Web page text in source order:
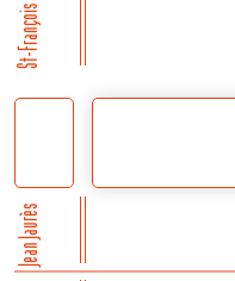
St-François
Jean Jaurès